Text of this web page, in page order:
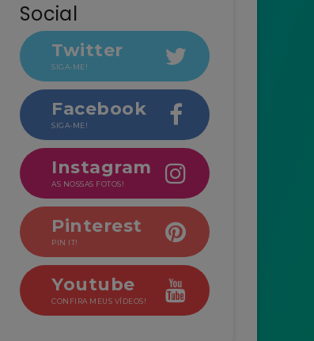
Social
Twitter
SIGA-ME!
Facebook
SIGA-ME!
Instagram
AS NOSSAS FOTOS!
Pinterest
PIN IT!
Youtube
CONFIRA MEUS VÍDEOS!